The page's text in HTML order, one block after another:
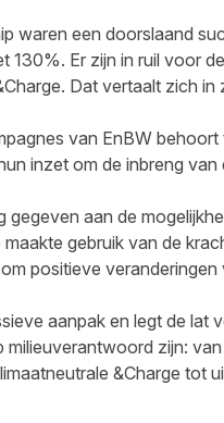
waren een doorslaand
Er zijn in ruil voor
Dat vertaalt zich
van EnBW
inzet om de inbreng van
aan de
gebruik van de
positieve
aanpak en legt de
milieuverantwoord zijn:
&Charge tot